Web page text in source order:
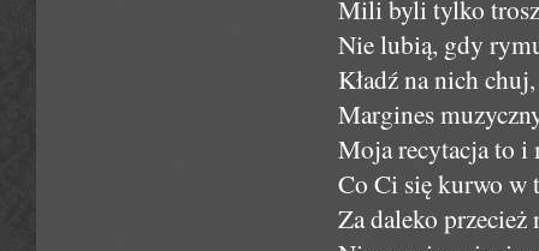
Mili byli tylko
Nie lubią, gdy
Kładź na nich
Margines
Moja recytacja to i
Co Ci się kurwo w
Za daleko przecież